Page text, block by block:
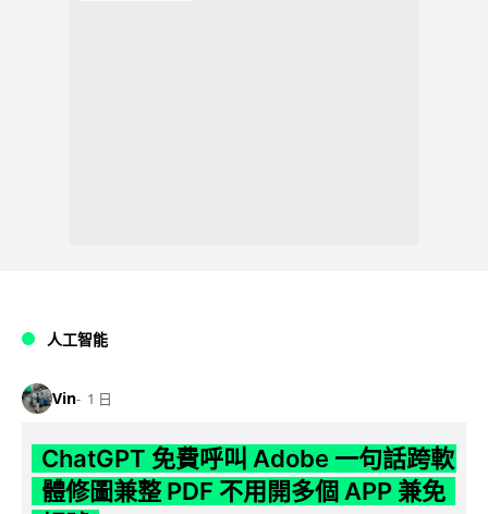
人工智能
Vin 1 日
ChatGPT 免費呼叫 Adobe 一句話跨軟
體修圖兼整 PDF 不用開多個 APP 兼免